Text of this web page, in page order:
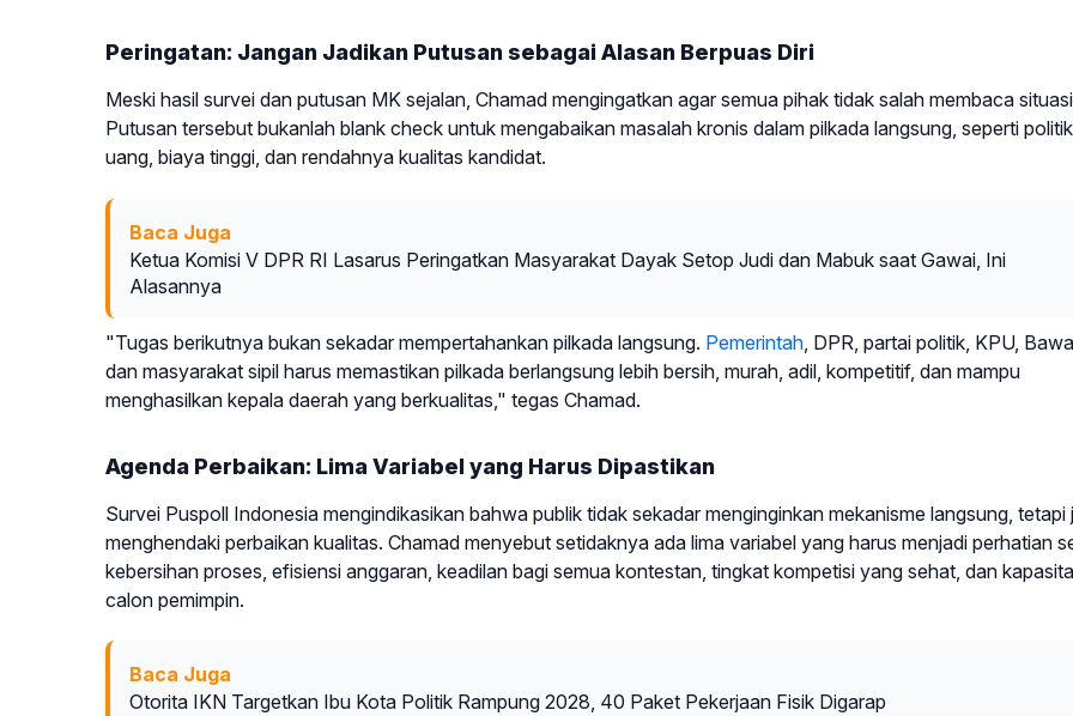
Peringatan: Jangan Jadikan Putusan sebagai Alasan Berpuas Diri
Meski hasil survei dan putusan MK sejalan, Chamad mengingatkan agar semua pihak tidak salah membaca
Putusan tersebut bukanlah blank check untuk mengabaikan masalah kronis dalam pilkada langsung, seperti politik
uang, biaya tinggi, dan rendahnya kualitas kandidat.
Baca Juga
Ketua Komisi V DPR RI Lasarus Peringatkan Masyarakat Dayak Setop Judi dan Mabuk saat Gawai, Ini
Alasannya
"Tugas berikutnya bukan sekadar mempertahankan pilkada langsung. Pemerintah , DPR, partai politik, KPU,
dan masyarakat sipil harus memastikan pilkada berlangsung lebih bersih, murah, adil, kompetitif, dan mampu
menghasilkan kepala daerah yang berkualitas," tegas Chamad.
Agenda Perbaikan: Lima Variabel yang Harus Dipastikan
Survei Puspoll Indonesia mengindikasikan bahwa publik tidak sekadar menginginkan mekanisme langsung, tetapi
menghendaki perbaikan kualitas. Chamad menyebut setidaknya ada lima variabel yang harus menjadi perhatian
kebersihan proses, efisiensi anggaran, keadilan bagi semua kontestan, tingkat kompetisi yang sehat, dan
calon pemimpin.
Baca Juga
Otorita IKN Targetkan Ibu Kota Politik Rampung 2028, 40 Paket Pekerjaan Fisik Digarap